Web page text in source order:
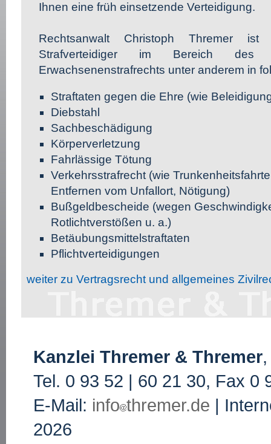
Ihnen eine früh einsetzende Verteidigung.
Rechtsanwalt Christoph Thremer
Strafverteidiger im Bereich
Erwachsenenstrafrechts unter anderem in
Straftaten gegen die Ehre (wie
Diebstahl
Sachbeschädigung
Körperverletzung
Fahrlässige Tötung
Verkehrsstrafrecht (wie
Entfernen vom Unfallort, Nötigung)
Bußgeldbescheide (wegen
Rotlichtverstößen u. a.)
Betäubungsmittelstraftaten
Pflichtverteidigungen
weiter zu Vertragsrecht und allgemeines
Kanzlei Thremer & Thremer
Tel. 0 93 52 | 60 21 30, Fax 0
E-Mail: info thremer.de |
2026